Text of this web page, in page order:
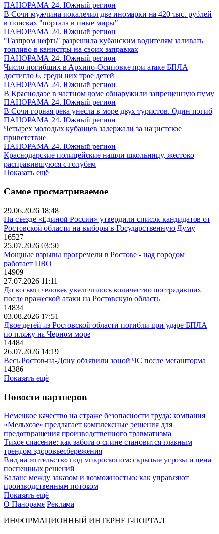
ПАНОРАМА 24. Южный регион
В Сочи мужчина покалечил две иномарки на 420 тыс. рублей
в поисках "портала в иные миры"
ПАНОРАМА 24. Южный регион
"Газпром нефть" разрешила кубанским водителям заливать
топливо в канистры на своих заправках
ПАНОРАМА 24. Южный регион
Число погибших в Архипо-Осиповке при атаке БПЛА
достигло 6, среди них трое детей
ПАНОРАМА 24. Южный регион
В Краснодаре в частном доме обнаружили запрещенную пуму
ПАНОРАМА 24. Южный регион
В Сочи горная река унесла в море двух туристов. Один погиб
ПАНОРАМА 24. Южный регион
Четырех молодых кубанцев задержали за нацистское
приветствие
ПАНОРАМА 24. Южный регион
Краснодарские полицейские нашли школьницу, жестоко
расправившуюся с голубем
Показать ещё
Самое просматриваемое
29.06.2026 18:48
На съезде «Единой России» утвердили список кандидатов от
Ростовской области на выборы в Государственную Думу
16527
25.07.2026 03:50
Мощные взрывы прогремели в Ростове - над городом
работает ПВО
14909
27.07.2026 11:11
До восьми человек увеличилось количество пострадавших
после вражеской атаки на Ростовскую область
14834
03.08.2026 17:51
Двое детей из Ростовской области погибли при ударе БПЛА
по пляжу на Черном море
14484
26.07.2026 14:19
Весь Ростов-на-Дону объявили зоной ЧС после мегашторма
14386
Показать ещё
Новости партнеров
Немецкое качество на страже безопасности труда: компания
«Мельхозе» предлагает комплексные решения для
предотвращения производственного травматизма
Тихое спасение: как забота о спине становится главным
трендом здоровьесбережения
Вид на жительство под микроскопом: скрытые угрозы и цена
поспешных решений
Баланс между заказом и возможностью: как управляют
производственным потоком
Показать ещё
О Панораме Реклама
ИНФОРМАЦИОННЫЙ ИНТЕРНЕТ-ПОРТАЛ